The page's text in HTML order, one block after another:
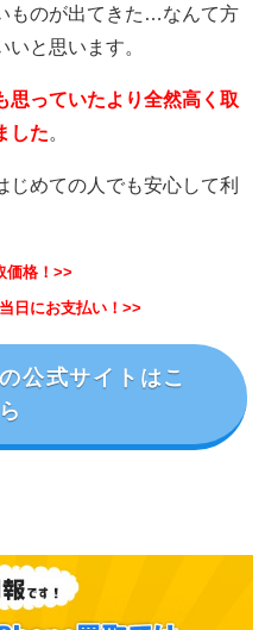
ものが出てきた…なんて方
と思います。
思っていたより全然高く取
した
じめての人でも安心して利
価格！>>
日にお支払い！>>
公式サイトはこ